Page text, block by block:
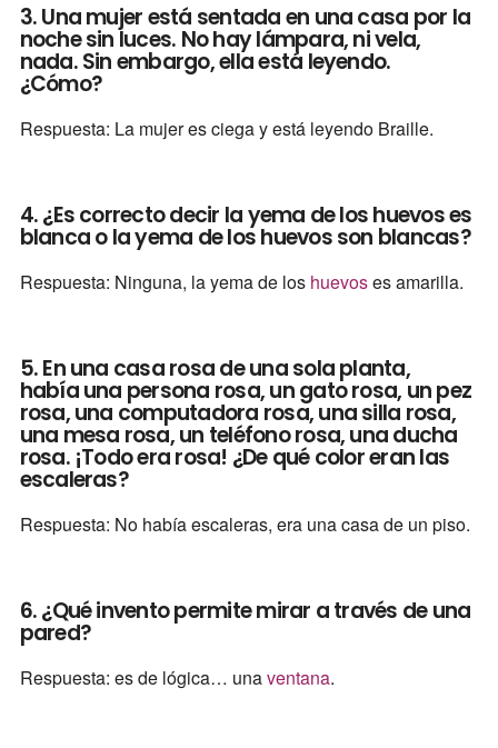
3. Una mujer está sentada en una casa por la
noche sin luces. No hay lámpara, ni vela,
nada. Sin embargo, ella está leyendo.
¿Cómo?
Respuesta: La mujer es ciega y está leyendo Braille.
4. ¿Es correcto decir la yema de los huevos es
blanca o la yema de los huevos son blancas?
Respuesta: Ninguna, la yema de los huevoses amarilla.
5. En una casa rosa de una sola planta,
había una persona rosa, un gato rosa, un pez
rosa, una computadora rosa, una silla rosa,
una mesa rosa, un teléfono rosa, una ducha
rosa. ¡Todo era rosa! ¿De qué color eran las
escaleras?
Respuesta: No había escaleras, era una casa de un piso.
6. ¿Qué invento permite mirar a través de una
pared?
Respuesta: es de lógica… unaventana.